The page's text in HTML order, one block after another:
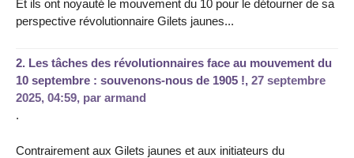
Et ils ont noyauté le mouvement du 10 pour le détourner de sa
perspective révolutionnaire Gilets jaunes...
2. Les tâches des révolutionnaires face au mouvement du
10 septembre : souvenons-nous de 1905 !, 27 septembre
2025, 04:59, par armand
.
Contrairement aux Gilets jaunes et aux initiateurs du